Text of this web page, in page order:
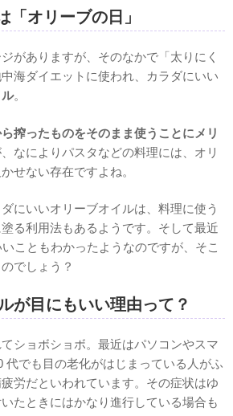
「オリーブの日」
がありますが、そのなかで「太りにく
海ダイエットに使われ、カラダにいい
。
搾ったものをそのまま使うことにメリ
なによりパスタなどの料理には、オリ
せない存在ですよね。
にいいオリーブオイルは、料理に使う
る利用法もあるようです。そして最近
いこともわかったようなのですが、そこ
でしょう？
が目にもいい理由って？
ショボショボ。最近はパソコンやスマ
代でも目の老化がはじまっている人がふ
労だといわれています。その症状はゆ
たときにはかなり進行している場合も